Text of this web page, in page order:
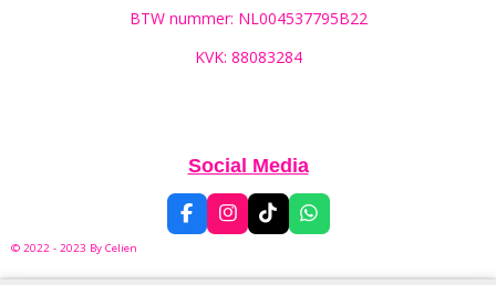
BTW nummer: NL004537795B22
KVK: 88083284
Social Media
F
a
e
I
n
t
T
i
T
W
h
t
© 2022 - 2023 By Celien